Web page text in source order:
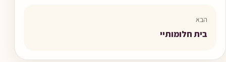
הבא
בית חלומותיי